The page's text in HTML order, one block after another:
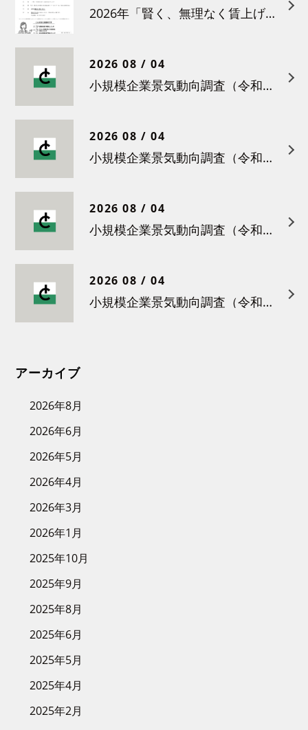
2026年「賢く、無理なく賃上げを！小さな職場のための労務管理セミナー」の開催について
2026 08 / 04
小規模企業景気動向調査（令和８年６月）結果について
2026 08 / 04
小規模企業景気動向調査（令和８年５月）結果について
2026 08 / 04
小規模企業景気動向調査（令和８年４月）結果について
2026 08 / 04
小規模企業景気動向調査（令和８年３月）結果について
アーカイブ
2026年8月
2026年6月
2026年5月
2026年4月
2026年3月
2026年1月
2025年10月
2025年9月
2025年8月
2025年6月
2025年5月
2025年4月
2025年2月